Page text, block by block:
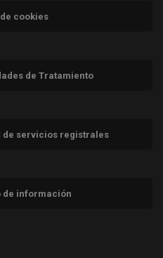
cookies
de Tratamiento
servicios registrales
de información